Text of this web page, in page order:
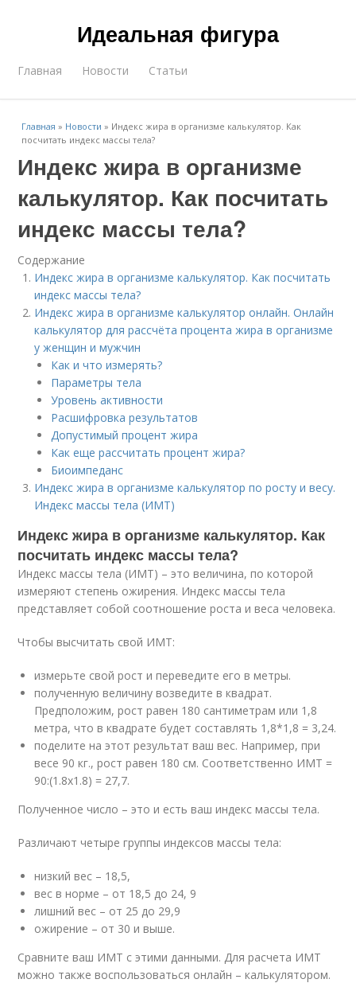
Идеальная фигура
Главная Новости Статьи
Главная » Новости » Индекс жира в организме калькулятор. Как
посчитать индекс массы тела?
Индекс жира в организме
калькулятор. Как посчитать
индекс массы тела?
Содержание
Индекс жира в организме калькулятор. Как посчитать
индекс массы тела?
Индекс жира в организме калькулятор онлайн. Онлайн
калькулятор для рассчёта процента жира в организме
у женщин и мужчин
Как и что измерять?
Параметры тела
Уровень активности
Расшифровка результатов
Допустимый процент жира
Как еще рассчитать процент жира?
Биоимпеданс
Индекс жира в организме калькулятор по росту и весу.
Индекс массы тела (ИМТ)
Индекс жира в организме калькулятор. Как
посчитать индекс массы тела?
Индекс массы тела (ИМТ) – это величина, по которой
измеряют степень ожирения. Индекс массы тела
представляет собой соотношение роста и веса человека.
Чтобы высчитать свой ИМТ:
измерьте свой рост и переведите его в метры.
полученную величину возведите в квадрат.
Предположим, рост равен 180 сантиметрам или 1,8
метра, что в квадрате будет составлять 1,8*1,8 = 3,24.
поделите на этот результат ваш вес. Например, при
весе 90 кг., рост равен 180 см. Соответственно ИМТ =
90:(1.8х1.8) = 27,7.
Полученное число – это и есть ваш индекс массы тела.
Различают четыре группы индексов массы тела:
низкий вес – 18,5,
вес в норме – от 18,5 до 24, 9
лишний вес – от 25 до 29,9
ожирение – от 30 и выше.
Сравните ваш ИМТ с этими данными. Для расчета ИМТ
можно также воспользоваться онлайн – калькулятором.